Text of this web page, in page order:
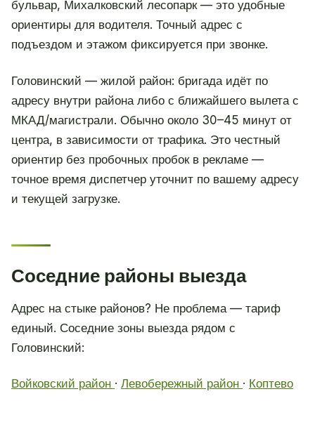
бульвар, Михалковский лесопарк — это удобные
ориентиры для водителя. Точный адрес с
подъездом и этажом фиксируется при звонке.
Головинский — жилой район: бригада идёт по
адресу внутри района либо с ближайшего вылета с
МКАД/магистрали. Обычно около 30–45 минут от
центра, в зависимости от трафика. Это честный
ориентир без пробочных пробок в рекламе —
точное время диспетчер уточнит по вашему адресу
и текущей загрузке.
Соседние районы выезда
Адрес на стыке районов? Не проблема — тариф
единый. Соседние зоны выезда рядом с
Головинский:
Войковский район · Левобережный район · Коптево